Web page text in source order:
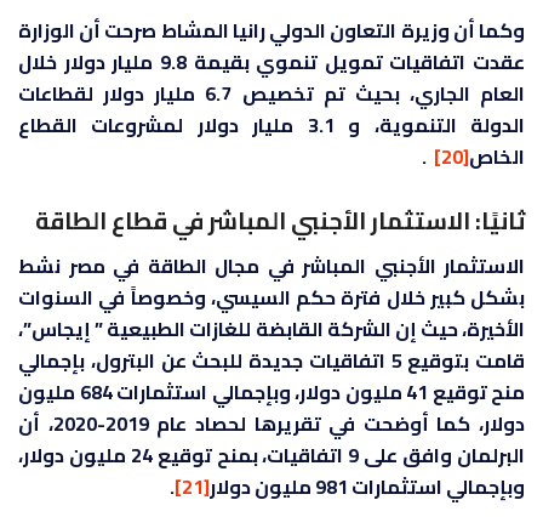
وكما أن وزيرة التعاون الدولي رانيا المشاط صرحت أن الوزارة
عقدت اتفاقيات تمويل تنموي بقيمة 9.8 مليار دولار خلال
العام الجاري، بحيث تم تخصيص 6.7 مليار دولار لقطاعات
الدولة التنموية، و 3.1 مليار دولار لمشروعات القطاع
الخاص[20]
.
ثانيًا: الاستثمار الأجنبي المباشر في قطاع الطاقة
الاستثمار الأجنبي المباشر في مجال الطاقة في مصر نشط
بشكل كبير خلال فترة حكم السيسي، وخصوصاً في السنوات
الأخيرة، حيث إن الشركة القابضة للغازات الطبيعية ” إيجاس”،
قامت بتوقيع 5 اتفاقيات جديدة للبحث عن البترول، بإجمالي
منح توقيع 41 مليون دولار، وبإجمالي استثمارات 684 مليون
دولار، كما أوضحت في تقريرها لحصاد عام 2019-2020، أن
البرلمان وافق على 9 اتفاقيات، بمنح توقيع 24 مليون دولار،
وبإجمالي استثمارات 981 مليون دولار
[21]
.